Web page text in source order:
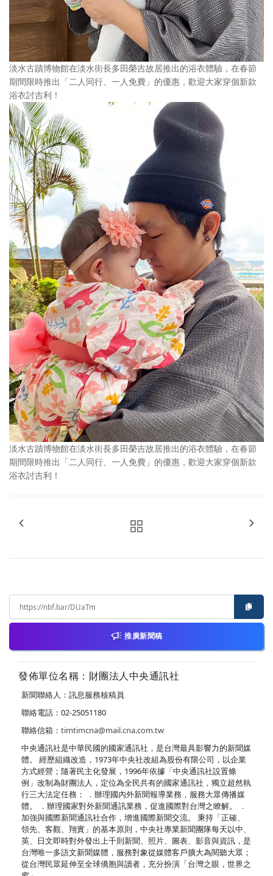
淡水古蹟博物館在淡水街長多田榮吉故居推出的浴衣體驗，在春節
期間限時推出「二人同行、一人免費」的優惠，歡迎大家穿個新款
浴衣討吉利！
淡水古蹟博物館在淡水街長多田榮吉故居推出的浴衣體驗，在春節
期間限時推出「二人同行、一人免費」的優惠，歡迎大家穿個新款
浴衣討吉利！
推廣新聞稿
發佈單位名稱：財團法人中央通訊社
新聞聯絡人：訊息服務核稿員
聯絡電話：02-25051180
聯絡信箱： timtimcna@mail.cna.com.tw
中央通訊社是中華民國的國家通訊社，是台灣最具影響力的新聞媒
體。 經歷組織改造，1973年中央社改組為股份有限公司，以企業
方式經營；隨著民主化發展，1996年依據「中央通訊社設置條
例」改制為財團法人，定位為全民共有的國家通訊社，獨立超然執
行三大法定任務： ．辦理國內外新聞報導業務，服務大眾傳播媒
體。 ．辦理國家對外新聞通訊業務，促進國際對台灣之瞭解。 ．
加強與國際新聞通訊社合作，增進國際新聞交流。 秉持「正確、
領先、客觀、翔實」的基本原則，中央社專業新聞團隊每天以中、
英、日文即時對外發出上千則新聞、照片、圖表、影音與資訊，是
台灣唯一多語文新聞媒體，服務對象從媒體客戶擴大為閱聽大眾；
從台灣民眾延伸至全球僑胞與讀者，充分扮演「台灣之眼，世界之